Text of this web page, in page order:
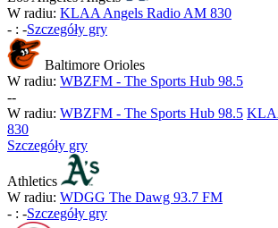
W radiu: KLAA Angels Radio AM 830
- : -Szczegóły gry
Baltimore Orioles
W radiu: WBZFM - The Sports Hub 98.5
--
W radiu: WBZFM - The Sports Hub 98.5
830
Szczegóły gry
Athletics
W radiu: WDGG The Dawg 93.7 FM
- : -Szczegóły gry